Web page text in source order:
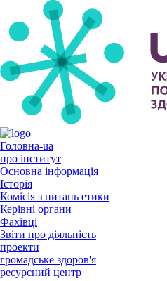
Головна-ua
про інститут
Основна інформація
Історія
Комісія з питань етики
Керівні органи
Фахівці
Звіти про діяльність
проекти
громадське здоров'я
ресурсний центр